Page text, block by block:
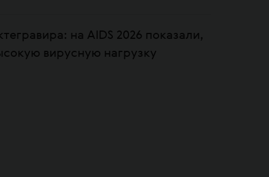
на AIDS 2026 показали,
вирусную нагрузку